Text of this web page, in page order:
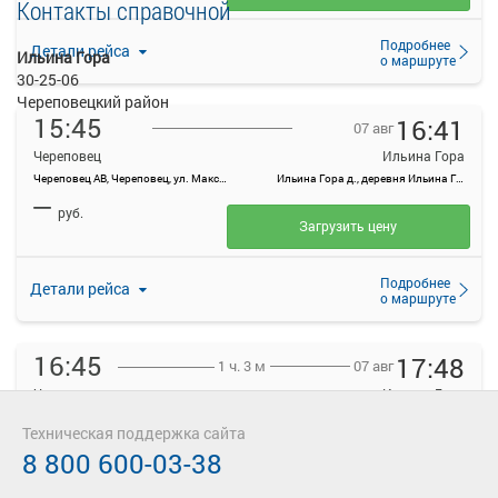
Детали рейса
Подробнее
о маршруте
15:45
Череповец
Череповец АВ, Череповец, ул. Максима Горького, 44
07 авг 16:41
Ильина Гора
Ильина Гора д., деревня Ильина Гора, Россия
Детали рейса
Подробнее
о маршруте
— руб.
Загрузить цену
16:45
Череповец
1 ч. 3 м 07 авг 17:48
Ильина Гора
—
Контакты справочной
Ильина Гора
30-25-06
Череповецкий район
Техническая поддержка сайта
8 800 600-03-38